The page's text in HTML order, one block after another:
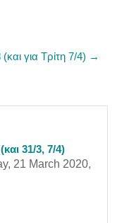
για Τρίτη 7/4) →
31/3, 7/4)
21 March 2020,